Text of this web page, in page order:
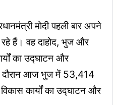
मोदी पहली बार अपने
रहे हैं। वह दाहोद, भुज और
का उद्घाटन और
दौरान आज भुज में 53,414
कार्यों का उद्घाटन और